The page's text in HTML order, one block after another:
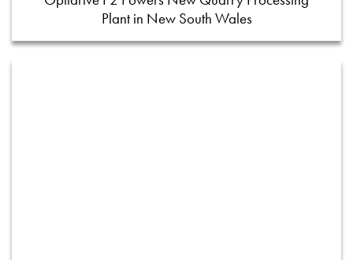
Plant in New South Wales